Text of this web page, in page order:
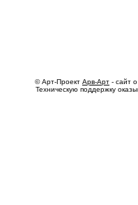
© Арт-Проект Арв-Арт - сайт
Техническую поддержку